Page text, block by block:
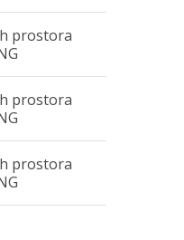
prostora
prostora
prostora